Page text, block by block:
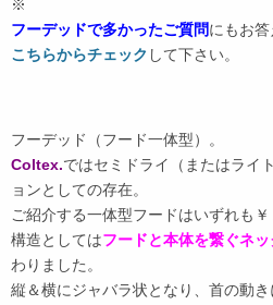
※
フーデッドで多かったご質問にもお答
こちらからチェック して下さい。
フーデッド（フード一体型）。
Coltex.ではセミドライ（またはライ
ョンとしての存在。
ご紹介する一体型フードはいずれも￥
構造としてはフードと本体を繋ぐネ
わりました。
縦＆横にジャバラ状となり、首の動き